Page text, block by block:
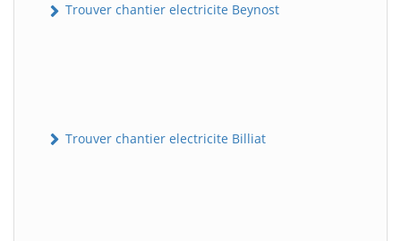
Trouver chantier electricite Beynost
Trouver chantier electricite Billiat